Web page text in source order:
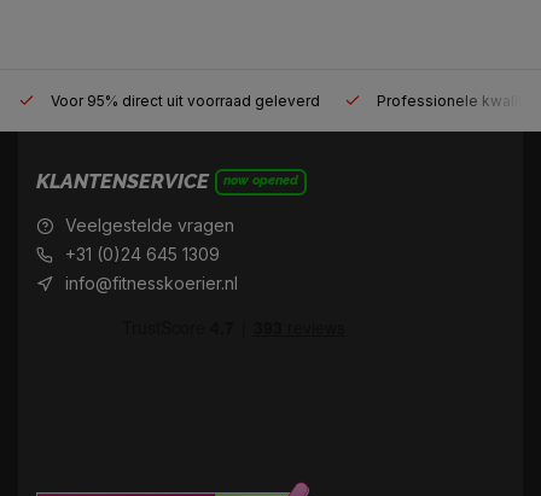
Voor 95% direct uit voorraad geleverd Professionele
KLANTENSERVICE now opened
Veelgestelde vragen
+31 (0)24 645 1309
info@fitnesskoerier.nl